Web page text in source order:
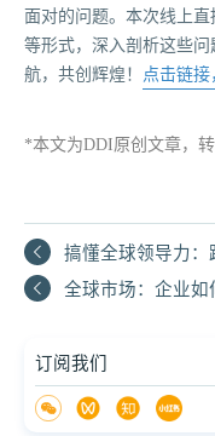
面对的问题。本次线上
等形式，深入剖析这些
航，共创辉煌！
点击链
*本文为DDI原创文章，转
搞懂全球领导力：
全球市场：企业如
订阅我们